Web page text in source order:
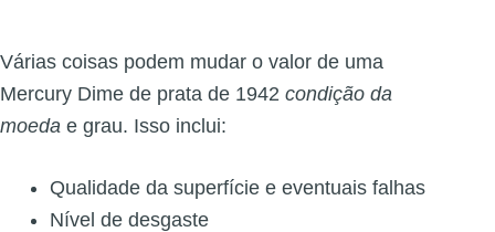
Várias coisas podem mudar o valor de uma
Mercury Dime de prata de 1942 condição da
moeda e grau. Isso inclui:
Qualidade da superfície e eventuais falhas
Nível de desgaste